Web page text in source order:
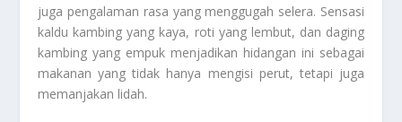
juga pengalaman rasa yang menggugah selera. Sensasi
kaldu kambing yang kaya, roti yang lembut, dan daging
kambing yang empuk menjadikan hidangan ini sebagai
makanan yang tidak hanya mengisi perut, tetapi juga
memanjakan lidah.